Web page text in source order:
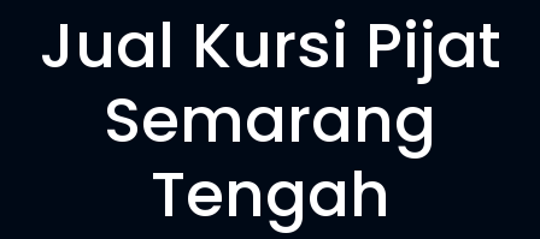
Jual Kursi Pijat
Semarang
Tengah